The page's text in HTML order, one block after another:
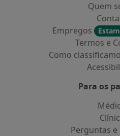
Quem
Empregos
Termos e
Como
Para os
Perguntas